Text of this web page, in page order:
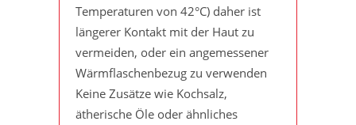
Temperaturen von 42°C) daher ist
längerer Kontakt mit der Haut zu
vermeiden, oder ein angemessener
Wärmflaschenbezug zu verwenden
Keine Zusätze wie Kochsalz,
ätherische Öle oder ähnliches